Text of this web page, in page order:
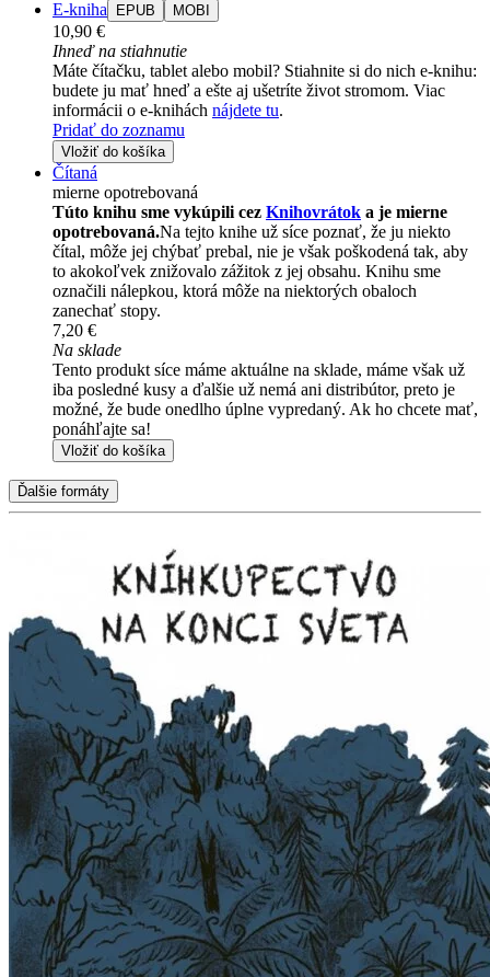
E-kniha EPUB MOBI
10,90 €
Ihneď na stiahnutie
Máte čítačku, tablet alebo mobil? Stiahnite si do nich e-knihu:
budete ju mať hneď a ešte aj ušetríte život stromom. Viac
informácii o e-knihách nájdete tu.
Pridať do zoznamu
Vložiť do košíka
Čítaná
mierne opotrebovaná
Túto knihu sme vykúpili cez Knihovrátok a je mierne
opotrebovaná.Na tejto knihe už síce poznať, že ju niekto
čítal, môže jej chýbať prebal, nie je však poškodená tak, aby
to akokoľvek znižovalo zážitok z jej obsahu. Knihu sme
označili nálepkou, ktorá môže na niektorých obaloch
zanechať stopy.
7,20 €
Na sklade
Tento produkt síce máme aktuálne na sklade, máme však už
iba posledné kusy a ďalšie už nemá ani distribútor, preto je
možné, že bude onedlho úplne vypredaný. Ak ho chcete mať,
ponáhľajte sa!
Vložiť do košíka
Ďalšie formáty